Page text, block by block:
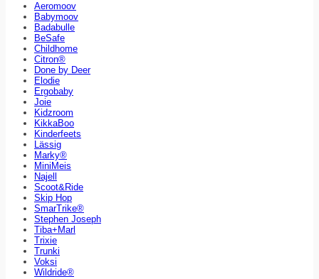
Aeromoov
Babymoov
Badabulle
BeSafe
Childhome
Citron®
Done by Deer
Elodie
Ergobaby
Joie
Kidzroom
KikkaBoo
Kinderfeets
Lässig
Marky®
MiniMeis
Najell
Scoot&Ride
Skip Hop
SmarTrike®
Stephen Joseph
Tiba+Marl
Trixie
Trunki
Voksi
Wildride®